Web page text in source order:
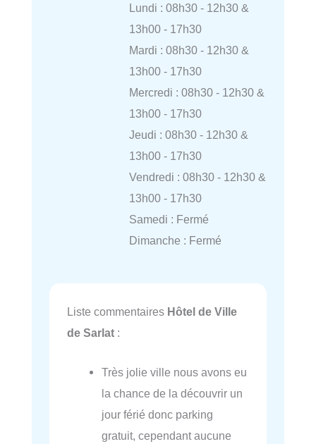
Lundi : 08h30 - 12h30 &
13h00 - 17h30
Mardi : 08h30 - 12h30 &
13h00 - 17h30
Mercredi : 08h30 - 12h30 &
13h00 - 17h30
Jeudi : 08h30 - 12h30 &
13h00 - 17h30
Vendredi : 08h30 - 12h30 &
13h00 - 17h30
Samedi : Fermé
Dimanche : Fermé
Liste commentaires Hôtel de Ville
de Sarlat :
Très jolie ville nous avons eu
la chance de la découvrir un
jour férié donc parking
gratuit, cependant aucune